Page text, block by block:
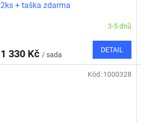
2ks + taška zdarma
3-5 dnů
1 330 Kč / sada
DETAIL
Kód: 1000328